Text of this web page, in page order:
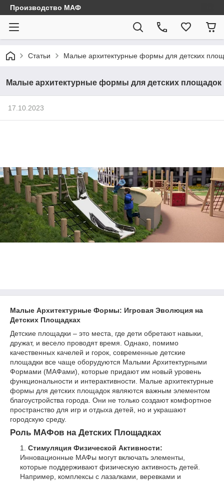
Производство МАФ
Статьи Малые архитектурные формы для детских
Малые архитектурные формы для детских площадок
17.10.2023
Малые Архитектурные Формы: Игровая Эволюция на
Детских Площадках
Детские площадки – это места, где дети обретают навыки,
дружат, и весело проводят время. Однако, помимо
качественных качелей и горок, современные детские
площадки все чаще оборудуются Малыми Архитектурными
Формами (МАФами), которые придают им новый уровень
функциональности и интерактивности. Малые архитектурные
формы для детских площадок являются важным элементом
благоустройства города. Они не только создают комфортное
пространство для игр и отдыха детей, но и украшают
городскую среду.
Роль МАФов на Детских Площадках
Стимуляция Физической Активности:
Инновационные МАФы могут включать элементы,
которые поддерживают физическую активность детей.
Например, комплексы с лазалками, веревками и